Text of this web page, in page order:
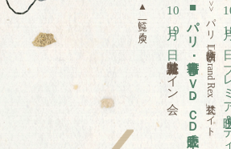
日 プレミ
>>
パリ 映画館「
Le Grand Rex
」公式サイト
■
パリ 書籍･ＤＶＤ･ＣＤ販売チェーン
10
19
日
新海誠監督サイン会
▲
一覧に戻る